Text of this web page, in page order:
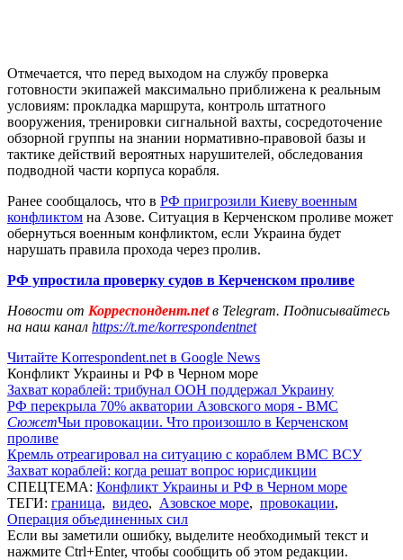
Отмечается, что перед выходом на службу проверка
готовности экипажей максимально приближена к реальным
условиям: прокладка маршрута, контроль штатного
вооружения, тренировки сигнальной вахты, сосредоточение
обзорной группы на знании нормативно-правовой базы и
тактике действий вероятных нарушителей, обследования
подводной части корпуса корабля.
Ранее сообщалось, что в РФ пригрозили Киеву военным
конфликтом на Азове. Ситуация в Керченском проливе может
обернуться военным конфликтом, если Украина будет
нарушать правила прохода через пролив.
РФ упростила проверку судов в Керченском проливе
Новости от Корреспондент.netв Telegram. Подписывайтесь
на наш канал https://t.me/korrespondentnet
Читайте Korrespondent.net в Google News
Конфликт Украины и РФ в Черном море
Захват кораблей: трибунал ООН поддержал Украину
РФ перекрыла 70% акватории Азовского моря - ВМС
СюжетЧьи провокации. Что произошло в Керченском
проливе
Кремль отреагировал на ситуацию с кораблем ВМС ВСУ
Захват кораблей: когда решат вопрос юрисдикции
СПЕЦТЕМА: Конфликт Украины и РФ в Черном море
ТЕГИ: граница, видео, Азовское море, провокации,
Операция объединенных сил
Если вы заметили ошибку, выделите необходимый текст и
нажмите Ctrl+Enter, чтобы сообщить об этом редакции.